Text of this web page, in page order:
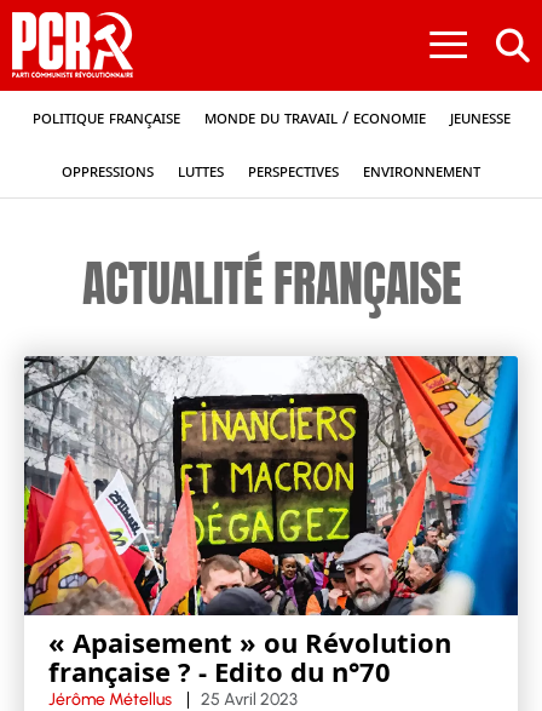
≡
Politique française Monde du travail / Economie Jeunesse
Oppressions Luttes Perspectives Environnement
ACTUALITÉ FRANÇAISE
« Apaisement » ou Révolution
française ? - Edito du n°70
Jérôme Métellus 25 Avril 2023